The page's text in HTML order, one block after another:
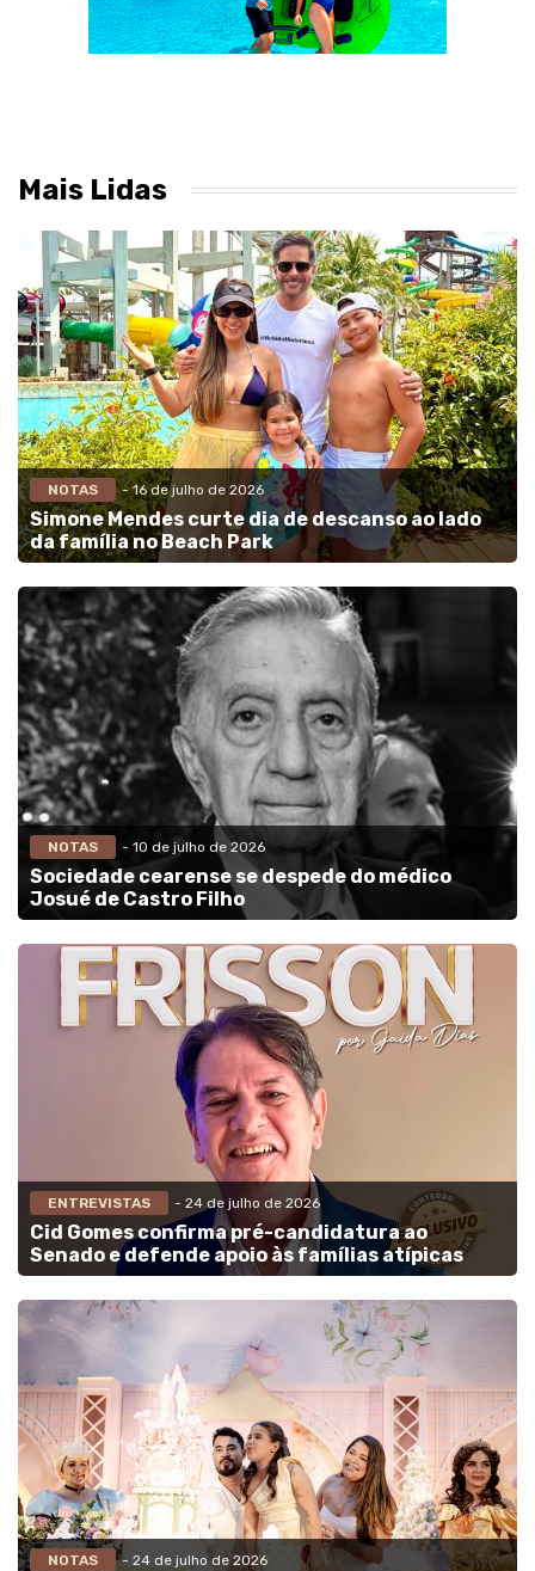
Mais Lidas
NOTAS - 16 de julho de 2026
Simone Mendes curte dia de descanso ao lado
da família no Beach Park
NOTAS - 10 de julho de 2026
Sociedade cearense se despede do médico
Josué de Castro Filho
ENTREVISTAS - 24 de julho de 2026
Cid Gomes confirma pré-candidatura ao
Senado e defende apoio às famílias atípicas
NOTAS - 24 de julho de 2026